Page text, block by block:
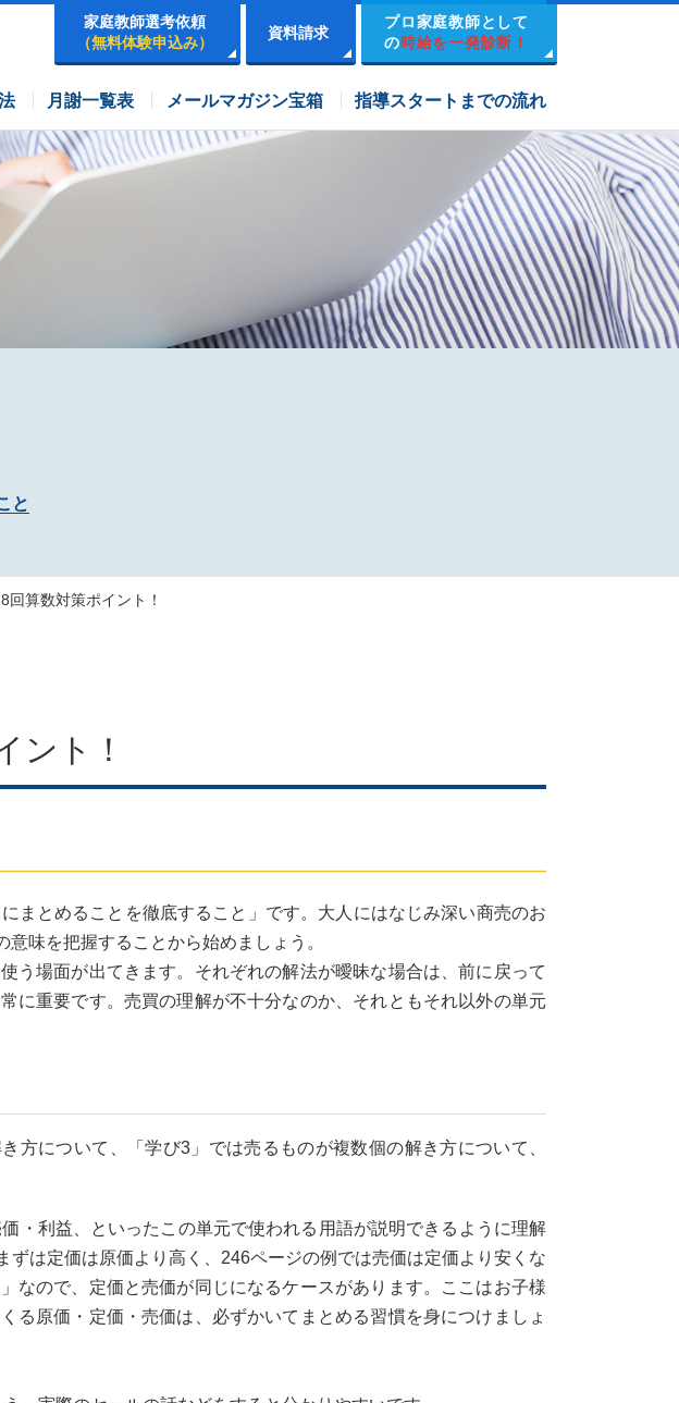
家庭教師選考依頼
（無料体験申込み）
資料請求
プロ家庭教師として
の時給を一発診断！
四谷大塚コース 市進学院コース
月謝一覧表 メールマガジン宝箱 指導スタートまでの流れ
と
算数対策ポイント！
ント！
とめることを徹底すること」です。大人にはなじみ深い商売のお
味を把握することから始めましょう。
場面が出てきます。それぞれの解法が曖昧な場合は、前に戻って
に重要です。売買の理解が不十分なのか、それともそれ以外の単元
について、「学び3」では売るものが複数個の解き方について、
・利益、といったこの単元で使われる用語が説明できるように理解
は定価は原価より高く、246ページの例では売価は定価より安くな
なので、定価と売価が同じになるケースがあります。ここはお子様
る原価・定価・売価は、必ずかいてまとめる習慣を身につけましょ